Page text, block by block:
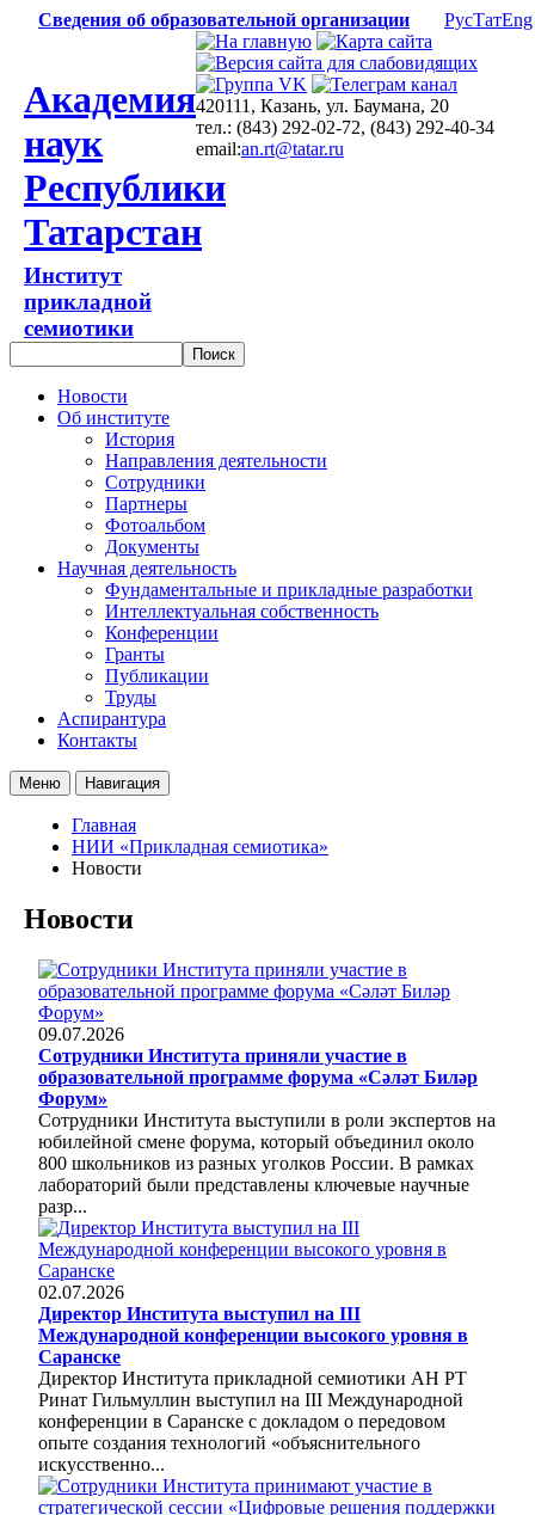
Сведения об образовательной организации РусТатEng
Академия
наук
Республики
Татарстан
Институт
прикладной
семиотики
420111, Казань, ул. Баумана, 20
тел.: (843) 292-02-72, (843) 292-40-34
email:an.rt@tatar.ru
Новости
Об институте
История
Направления деятельности
Сотрудники
Партнеры
Фотоальбом
Документы
Научная деятельность
Фундаментальные и прикладные разработки
Интеллектуальная собственность
Конференции
Гранты
Публикации
Труды
Аспирантура
Контакты
Меню Навигация
Главная
НИИ «Прикладная семиотика»
Новости
Новости
09.07.2026
Сотрудники Института приняли участие в
образовательной программе форума «Сәләт Биләр
Форум»
Сотрудники Института выступили в роли экспертов на
юбилейной смене форума, который объединил около
800 школьников из разных уголков России. В рамках
лабораторий были представлены ключевые научные
разр...
02.07.2026
Директор Института выступил на III
Международной конференции высокого уровня в
Саранске
Директор Института прикладной семиотики АН РТ
Ринат Гильмуллин выступил на III Международной
конференции в Саранске с докладом о передовом
опыте создания технологий «объяснительного
искусственно...